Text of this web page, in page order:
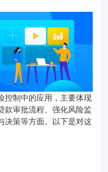
控制中的应用，主要体现
款审批流程、强化风险监
决策等方面。以下是对这